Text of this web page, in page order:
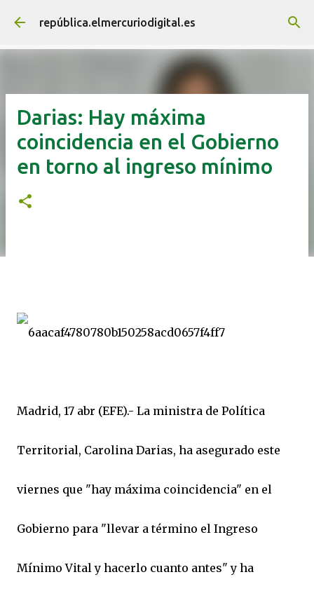
Ir al contenido principal
república.elmercuriodigital.es
Darias: Hay máxima
coincidencia en el Gobierno
en torno al ingreso mínimo
Madrid, 17 abr (EFE).- La ministra de Política
Territorial, Carolina Darias, ha asegurado este
viernes que "hay máxima coincidencia" en el
Gobierno para "llevar a término el Ingreso
Mínimo Vital y hacerlo cuanto antes" y ha